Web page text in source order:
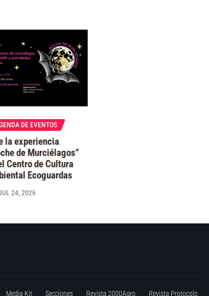
DE EVENTOS
la experiencia
de Murciélagos”
Centro de Cultura
Ecoguardas
24, 2026
Media Kit Secciones Revista 2000Agro Revista Protocolo